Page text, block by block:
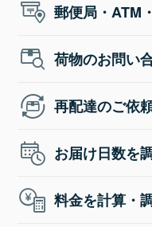
郵便局・ATM
荷物のお問い
再配達のご依
お届け日数を
料金を計算・